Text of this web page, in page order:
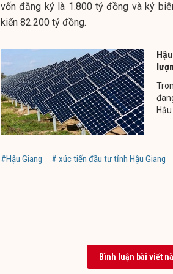
vốn đăng ký là 1.800 tỷ đồng và ký
kiến 82.200 tỷ đồng.
#Hậu Giang # xúc tiến đầu tư tỉnh Hậu Giang
Bình luận bài viết